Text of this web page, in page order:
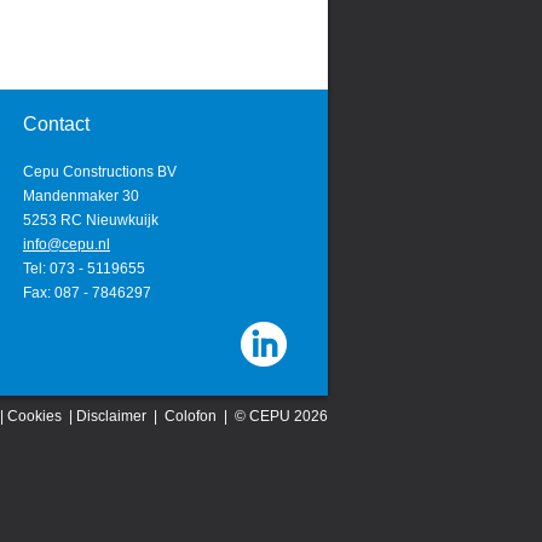
Contact
Cepu Constructions BV
Mandenmaker 30
5253 RC Nieuwkuijk
info@cepu.nl
Tel: 073 - 5119655
Fax: 087 - 7846297
Cookies Disclaimer Colofon | © CEPU 2026